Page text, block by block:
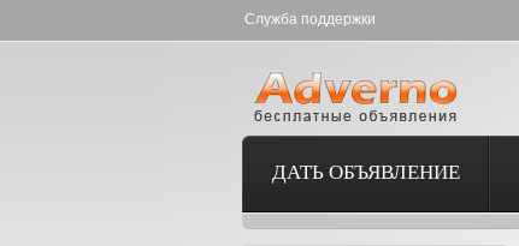
Служба поддержки
ДАТЬ ОБЪЯВЛЕНИЕ